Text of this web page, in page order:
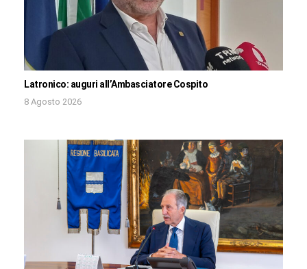
Latronico: auguri all’Ambasciatore Cospito
8 Agosto 2026